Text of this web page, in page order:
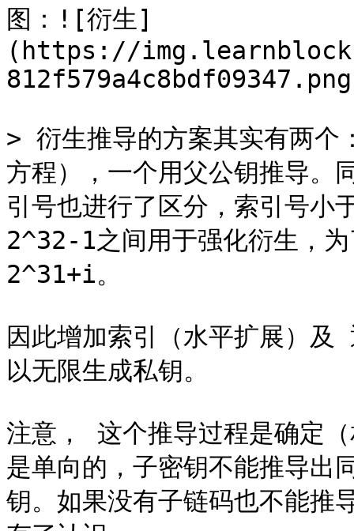
图：![衍生]
(https://
> 衍生推导的方案其实有两个
方程），一个用父公钥推导。
引号也进行了区分，索引号
2^32-1之间用于强化衍生，
2^31+i。
因此增加索引（水平扩展）及
以无限生成私钥。
注意， 这个推导过程是确定
是单向的，子密钥不能推导出
钥。如果没有子链码也不能推